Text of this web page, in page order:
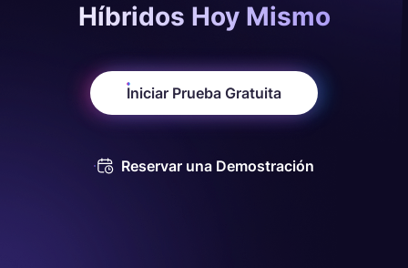
Híbridos Hoy Mismo
Iniciar Prueba Gratuita
Reservar una Demostración